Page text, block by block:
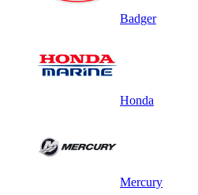
Badger
Honda
Mercury